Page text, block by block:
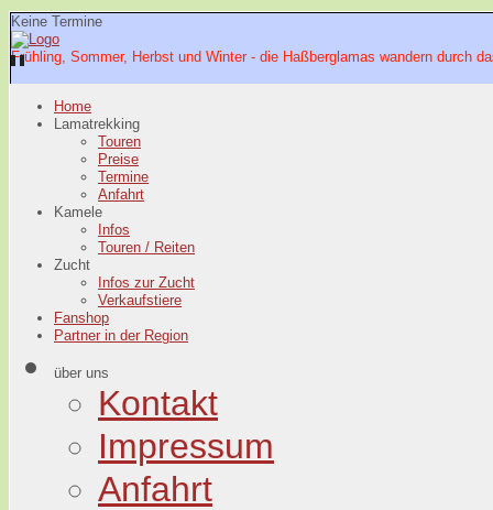
Keine Termine
Frühling, Sommer, Herbst und Winter - die Haßberglamas wandern durch
Home
Lamatrekking
Touren
Preise
Termine
Anfahrt
Kamele
Infos
Touren / Reiten
Zucht
Infos zur Zucht
Verkaufstiere
Fanshop
Partner in der Region
über uns
Kontakt
Impressum
Anfahrt